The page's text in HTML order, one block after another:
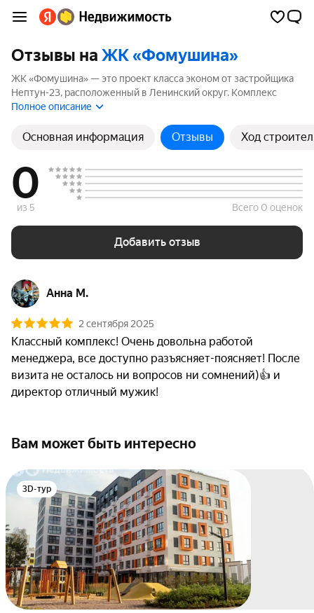
Отзывы на ЖК «Фомушина»
ЖК «Фомушина» — это проект класса эконом от застройщика
Нептун-23, расположенный в Ленинский округ. Комплекс
включает 1 корпуса высотой до 9 этажей. Если вы планируете
покупателей и жителей района. Мы рассчитали рейтинг на
основе реальных отзывов, чтобы помочь вам сделать
Полное описание
Основная информация Отзывы Ход
0
из 5 Всего 0 оценок
Добавить отзыв
Анна М.
2 сентября 2025
Классный комплекс! Очень довольна работой
менеджера, все доступно разъясняет-поясняет! После
визита не осталось ни вопросов ни сомнений)👍 и
директор отличный мужик!
Вам может быть интересно
3D-тур